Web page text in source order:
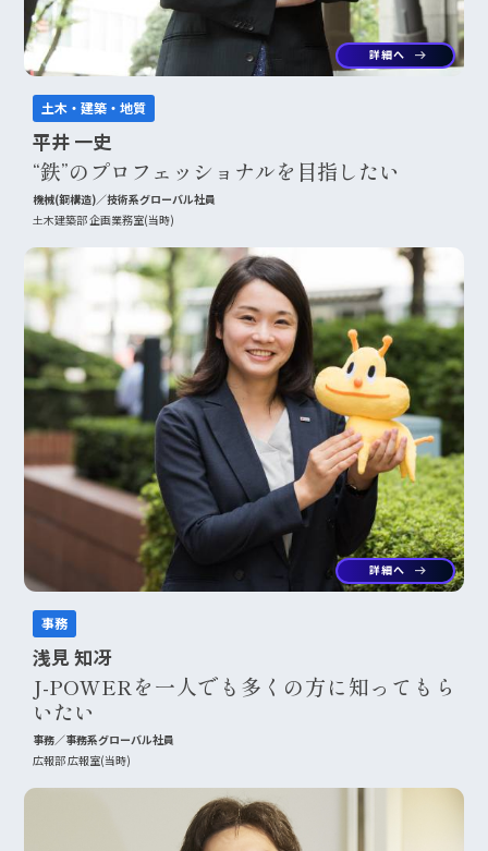
詳細へ arrow_right_alt
土木・建築・地質
平井 一史
“鉄”のプロフェッショナルを目指したい
機械(鋼構造)／技術系グローバル社員
土木建築部 企画業務室(当時)
詳細へ arrow_right_alt
事務
浅見 知冴
J-POWERを一人でも多くの方に知ってもら
いたい
事務／事務系グローバル社員
広報部 広報室(当時)